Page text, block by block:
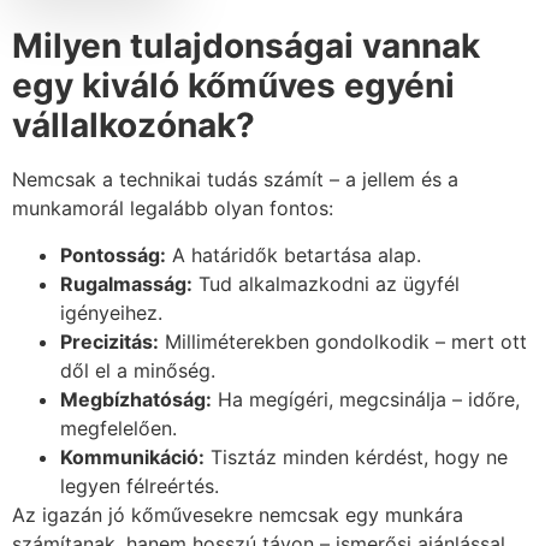
Milyen tulajdonságai vannak
egy kiváló kőműves egyéni
vállalkozónak?
Nemcsak a technikai tudás számít – a jellem és a
munkamorál legalább olyan fontos:
Pontosság: A határidők betartása alap.
Rugalmasság: Tud alkalmazkodni az ügyfél
igényeihez.
Precizitás: Milliméterekben gondolkodik – mert ott
dől el a minőség.
Megbízhatóság: Ha megígéri, megcsinálja – időre,
megfelelően.
Kommunikáció: Tisztáz minden kérdést, hogy ne
legyen félreértés.
Az igazán jó kőművesekre nemcsak egy munkára